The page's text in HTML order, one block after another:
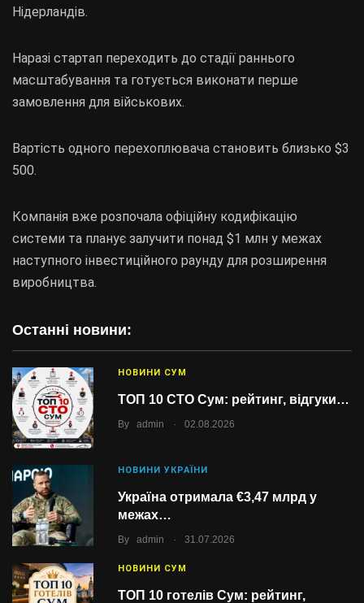
Останні новини:
НОВИНИ СУМ
ТОП 10 СТО Сум: рейтинг, відгуки…
By admin . 02.08.2026
НОВИНИ УКРАЇНИ
Україна отримала €3,47 млрд у
межах…
By admin . 31.07.2026
НОВИНИ СУМ
ТОП 10 готелів Сум: рейтинг,
Нідерландів.
Наразі стартап переходить до стадії раннього
масштабування та готується виконати перше
замовлення для військових.
Вартість одного перехоплювача становить близько $3
500.
Компанія вже розпочала офіційну кодифікацію
системи та планує залучити понад $1 млн у межах
наступного інвестиційного раунду для розширення
виробництва.